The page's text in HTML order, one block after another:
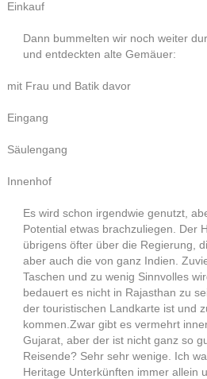
Einkauf
Dann bummelten wir noch weiter
und entdeckten alte Gemäuer:
mit Frau und Batik davor
Eingang
Säulengang
Innenhof
Es wird schon irgendwie genutzt,
Potential etwas brachzuliegen. Der
übrigens öfter über die Regierung,
aber auch die von ganz Indien.
Taschen und zu wenig Sinnvolles
bedauert es nicht in Rajasthan zu
der touristischen Landkarte ist und
kommen.Zwar gibt es vermehrt
Gujarat, aber der ist nicht ganz so
Reisende? Sehr sehr wenige. Ich
Heritage Unterkünften immer allein